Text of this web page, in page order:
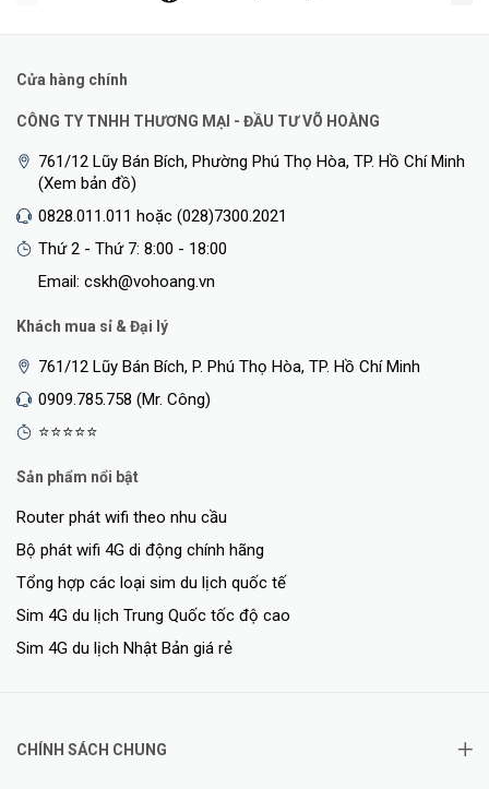
Cửa hàng chính
CÔNG TY TNHH THƯƠNG MẠI - ĐẦU TƯ VÕ HOÀNG
761/12 Lũy Bán Bích, Phường Phú Thọ Hòa, TP. Hồ Chí Minh
(Xem bản đồ)
0828.011.011 hoặc (028)7300.2021
Thứ 2 - Thứ 7: 8:00 - 18:00
Email: cskh@vohoang.vn
Khách mua sỉ & Đại lý
761/12 Lũy Bán Bích, P. Phú Thọ Hòa, TP. Hồ Chí Minh
0909.785.758 (Mr. Công)
⭐⭐⭐⭐⭐
Sản phẩm nổi bật
Router phát wifi theo nhu cầu
Bộ phát wifi 4G di động chính hãng
Tổng hợp các loại sim du lịch quốc tế
Sim 4G du lịch Trung Quốc tốc độ cao
Sim 4G du lịch Nhật Bản giá rẻ
CHÍNH SÁCH CHUNG